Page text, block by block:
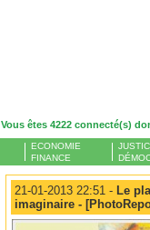
Vous êtes 4222 connecté(s)
ECONOMIE
FINANCE
21-01-2013 22:51 - Le
imaginaire -